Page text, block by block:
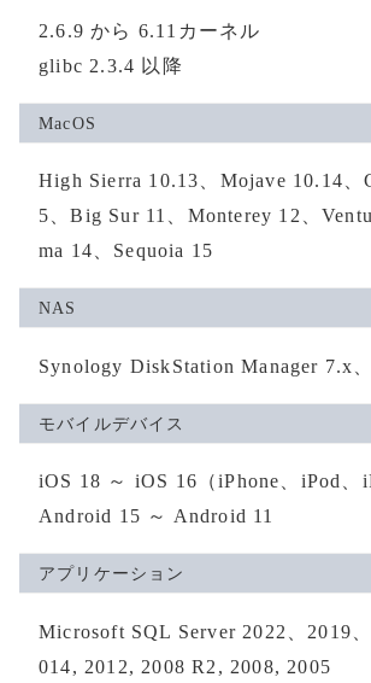
2.6.9 から 6.11カーネル
glibc 2.3.4 以降
MacOS
High Sierra 10.13、Mojave 10.14、
5、Big Sur 11、Monterey 12、
ma 14、Sequoia 15
NAS
Synology DiskStation Manager 7.x
モバイルデバイス
iOS 18 ～ iOS 16（iPhone、iPod、
Android 15 ～ Android 11
アプリケーション
Microsoft SQL Server 2022、2019
014, 2012, 2008 R2, 2008, 2005